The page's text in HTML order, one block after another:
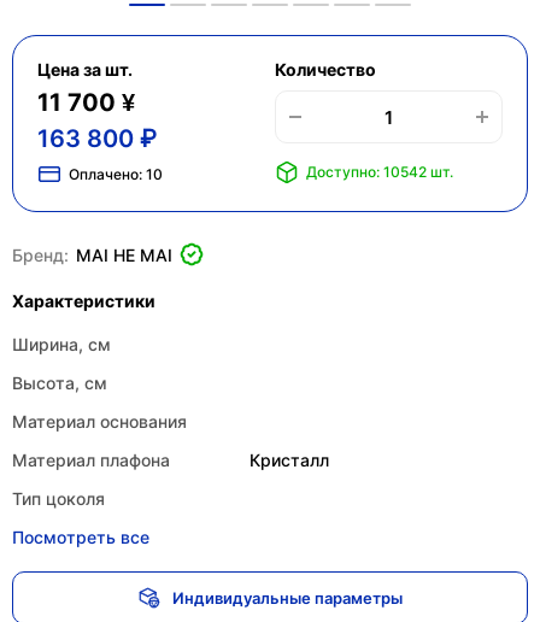
Цена за шт.
11 700 ¥
163 800 ₽
Оплачено: 10
Количество
Доступно: 10542 шт.
Бренд: MAI HE MAI
Характеристики
Ширина, см
Высота, см
Материал основания
Материал плафона
Кристалл
Тип цоколя
Посмотреть все
Индивидуальные параметры